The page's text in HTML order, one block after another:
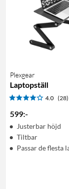
Plexgear
Laptopställ
4.0 (28)
599:-
Justerbar höjd
Tiltbar
Passar de flesta